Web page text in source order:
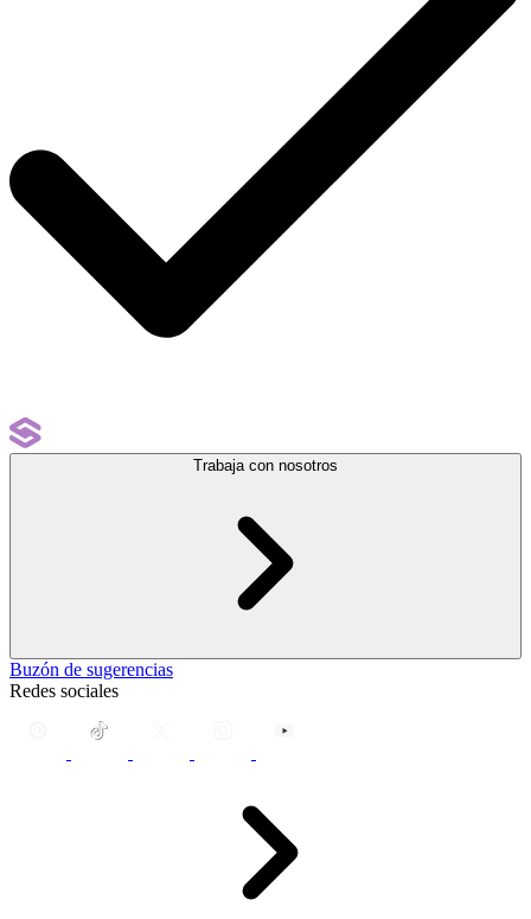
Trabaja con nosotros
Buzón de sugerencias
Redes sociales